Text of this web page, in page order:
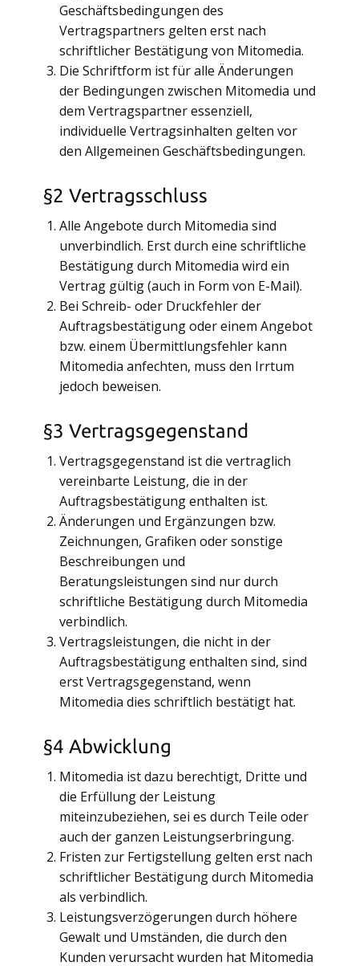
Geschäftsbedingungen des
Vertragspartners gelten erst nach
schriftlicher Bestätigung von Mitomedia.
Die Schriftform ist für alle Änderungen
der Bedingungen zwischen Mitomedia und
dem Vertragspartner essenziell,
individuelle Vertragsinhalten gelten vor
den Allgemeinen Geschäftsbedingungen.
§2 Vertragsschluss
Alle Angebote durch Mitomedia sind
unverbindlich. Erst durch eine schriftliche
Bestätigung durch Mitomedia wird ein
Vertrag gültig (auch in Form von E-Mail).
Bei Schreib- oder Druckfehler der
Auftragsbestätigung oder einem Angebot
bzw. einem Übermittlungsfehler kann
Mitomedia anfechten, muss den Irrtum
jedoch beweisen.
§3 Vertragsgegenstand
Vertragsgegenstand ist die vertraglich
vereinbarte Leistung, die in der
Auftragsbestätigung enthalten ist.
Änderungen und Ergänzungen bzw.
Zeichnungen, Grafiken oder sonstige
Beschreibungen und
Beratungsleistungen sind nur durch
schriftliche Bestätigung durch Mitomedia
verbindlich.
Vertragsleistungen, die nicht in der
Auftragsbestätigung enthalten sind, sind
erst Vertragsgegenstand, wenn
Mitomedia dies schriftlich bestätigt hat.
§4 Abwicklung
Mitomedia ist dazu berechtigt, Dritte und
die Erfüllung der Leistung
miteinzubeziehen, sei es durch Teile oder
auch der ganzen Leistungserbringung.
Fristen zur Fertigstellung gelten erst nach
schriftlicher Bestätigung durch Mitomedia
als verbindlich.
Leistungsverzögerungen durch höhere
Gewalt und Umständen, die durch den
Kunden verursacht wurden hat Mitomedia